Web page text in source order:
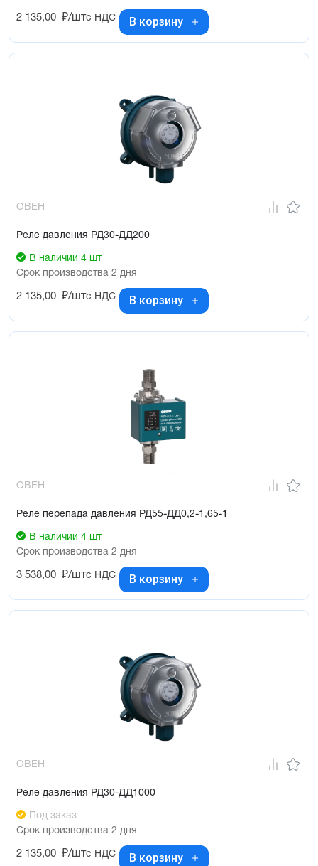
2 135,00 ₽/штс НДС В корзину
ОВЕН
Реле давления РД30-ДД200
В наличии 4 шт
Срок производства 2 дня
2 135,00 ₽/штс НДС В корзину
ОВЕН
Реле перепада давления РД55-ДД0,2-1,65-1
В наличии 4 шт
Срок производства 2 дня
3 538,00 ₽/штс НДС В корзину
ОВЕН
Реле давления РД30-ДД1000
Под заказ
Срок производства 2 дня
2 135,00 ₽/штс НДС В корзину